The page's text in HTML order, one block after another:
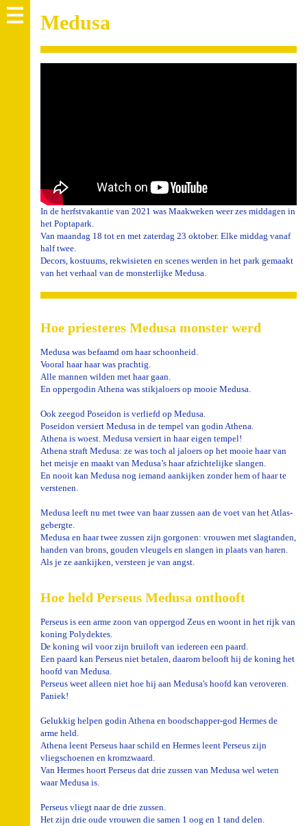
Medusa
In de herfstvakantie van 2021 was Maakweken weer zes middagen in
het Poptapark.
Van maandag 18 tot en met zaterdag 23 oktober. Elke middag vanaf
half twee.
Decors, kostuums, rekwisieten en scenes werden in het park gemaakt
van het verhaal van de monsterlijke Medusa.
Hoe priesteres Medusa monster werd
Medusa was befaamd om haar schoonheid.
Vooral haar haar was prachtig.
Alle mannen wilden met haar gaan.
En oppergodin Athena was stikjaloers op mooie Medusa.
Ook zeegod Poseidon is verliefd op Medusa.
Poseidon versiert Medusa in de tempel van godin Athena.
Athena is woest. Medusa versiert in haar eigen tempel!
Athena straft Medusa: ze was toch al jaloers op het mooie haar van
het meisje en maakt van Medusa’s haar afzichtelijke slangen.
En nooit kan Medusa nog iemand aankijken zonder hem of haar te
verstenen.
Medusa leeft nu met twee van haar zussen aan de voet van het Atlas-
gebergte.
Medusa en haar twee zussen zijn gorgonen: vrouwen met slagtanden,
handen van brons, gouden vleugels en slangen in plaats van haren.
Als je ze aankijken, versteen je van angst.
Hoe held Perseus Medusa onthooft
Perseus is een arme zoon van oppergod Zeus en woont in het rijk van
koning Polydektes.
De koning wil voor zijn bruiloft van iedereen een paard.
Een paard kan Perseus niet betalen, daarom belooft hij de koning het
hoofd van Medusa.
Perseus weet alleen niet hoe hij aan Medusa's hoofd kan veroveren.
Paniek!
Gelukkig helpen godin Athena en boodschapper-god Hermes de
arme held.
Athena leent Perseus haar schild en Hermes leent Perseus zijn
vliegschoenen en kromzwaard.
Van Hermes hoort Perseus dat drie zussen van Medusa wel weten
waar Medusa is.
Perseus vliegt naar de drie zussen.
Het zijn drie oude vrouwen die samen 1 oog en 1 tand delen.